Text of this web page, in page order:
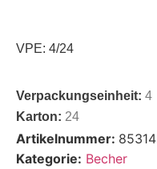
VPE: 4/24
Verpackungseinheit: 4
Karton: 24
Artikelnummer: 85314
Kategorie: Becher